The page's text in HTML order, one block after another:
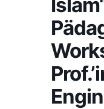
Engin